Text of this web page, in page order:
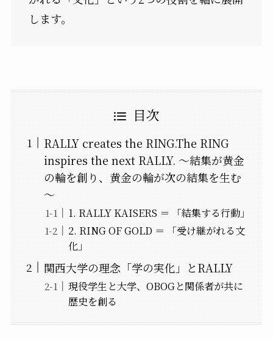
します。
目次
RALLY creates the RING.The RING
inspires the next RALLY. ～結集が黄金
の輪を創り、黄金の輪が次の結集を生む
～
1. RALLY KAISERS ＝ 「結集する行動」
2. RING OF GOLD ＝ 「受け継がれる文
化」
関西大学の理念「学の実化」とRALLY
現役学生と大学、OBOGと関係者が共に
歴史を創る